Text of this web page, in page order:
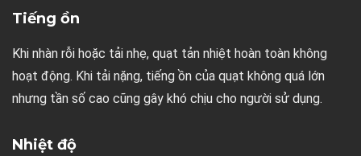
Tiếng ồn
Khi nhàn rỗi hoặc tải nhẹ, quạt tản nhiệt hoàn toàn không
hoạt động. Khi tải nặng, tiếng ồn của quạt không quá lớn
nhưng tần số cao cũng gây khó chịu cho người sử dụng.
Nhiệt độ